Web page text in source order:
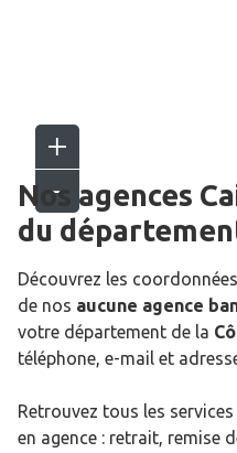
Nos agences
du
Découvrez les
de nos aucune agence
votre département de la
téléphone, e-mail et
Retrouvez tous les
en agence : retrait, remise